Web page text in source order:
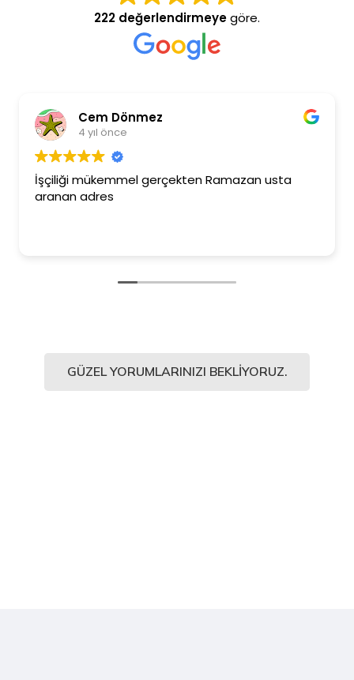
222 değerlendirmeyegöre.
Cem Dönmez
4 yıl önce
İşçiliği mükemmel gerçekten Ramazan usta
aranan adres
GÜZEL YORUMLARINIZI BEKLIYORUZ.